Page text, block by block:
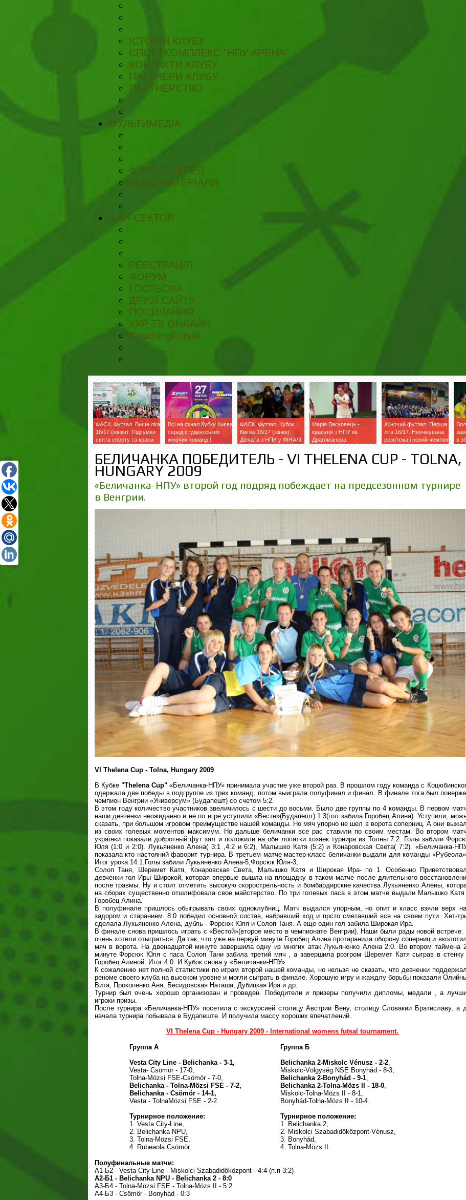
ІСТОРІЯ КЛУБУ
СПОРТКОМПЛЕКС "НПУ АРЕНА"
КОНТАКТИ КЛУБУ
ПАРТНЕРИ КЛУБУ
ПАРТНЕРСТВО
МУЛЬТИМЕДІА
ФОТОГАЛЕРЕЯ
ВІДЕОМАТЕРІАЛИ
ФАН-СЕКТОР
РЕЄСТРАЦІЯ
ФОРУМ
ГОСТЬОВА
ДРУЗІ САЙТУ
ПОСИЛАННЯ
УКР ТВ ОНЛАЙН
CoachingFutsal
ФАСК. Футзал. Вища ліга
16/17 (жінки). Підсумки
свята спорту та краси
Всі на фінал Кубку Києва
серед студентських
жіночих команд !
ФАСК. Футзал. Кубок
Києва 16/17 (жінки).
Дівчата з НПУ у ФІНАЛІ
Марія Васковець -
красуня з НПУ ім.
Драгоманова
Жіночий футзал. Перша
ліга 16/17. Неочікувана
розв'язка і новий чемпіон
в
БЕЛИЧАНКА ПОБЕДИТЕЛЬ - VI THELENA CUP - TOLNA,
HUNGARY 2009
«Беличанка-НПУ» второй год подряд побеждает на предсезонном турнире
в Венгрии.
VI Thelena Cup - Tolna, Hungary 2009
В Кубке "Thelena Cup"«Беличанка-НПУ» принимала участие уже второй раз. В прошлом году команда с
одержала две победы в подгруппе из трех команд, потом выиграла полуфинал и финал. В финале тога был
чемпион Венгрии «Универсум» (Будапешт) со счетом 5:2.
В этом году количество участников звеличилось с шести до восьми. Было две группы по 4 команды. В первом
наши девченки неожиданно и не по игре уступили «Весте»(Будапешт) 1:3(гол забила Горобец Алина). Уступили,
сказать, при большом игровом преимуществе нашей команды. Но мяч упорно не шел в ворота соперниц. А они
из своих голевых моментов максимум. Но дальше беличанки все рас ставили по своим местам. Во втором
українки показали добротный фут зал и положили на обе лопатки хозяек турнира из Толны 7:2. Голы забили
Юля (1:0 и 2:0). Лукьяненко Алена( 3:1 ,4:2 и 6:2), Малышко Катя (5:2) и Конаровская Света( 7:2). «Беличанка-
показала кто настояний фаворит турнира. В третьем матче мастер-класс беличанки выдали для команды
Итог урока 14:1.Голы забили Лукьяненко Алена-5,Форсюк Юля-3,
Солоп Таня, Шеремет Катя, Конаровская Света, Малышко Катя и Широкая Ира- по 1. Особенно
девченки гол Иры Широкой, которая впервые вышла на площадку в таком матче после длительного
после травмы. Ну и стоит отметить высокую скорострельность и бомбардирские качества Лукьяненко Алены,
на сборах существенно отшлифовала свое майстерство. По три голевых паса в этом матче выдали Малышко Катя
Горобец Алина.
В полуфинале пришлось обыгрывать своих одноклубниц. Матч выдался упорным, но опит и класс взяли верх
задором и старанием. 8:0 победил основной состав, набравший ход и прсто сметавший все на своем пути. Хет-
сделала Лукьяненко Алена, дубль - Форсюк Юля и Солоп Таня. А еще один гол забила Широкая Ира.
В финале снова пришлось играть с «Вестой»(второе место в чемпионате Венгрии). Наши были рады новой встрече.
очень хотели отыграться. Да так, что уже на первуй минуте Горобец Алина протаранила оборону соперниц и
мяч в ворота. На двенадцатой минуте завершила одну из многих атак Лукьяненко Алена 2:0. Во втором таймена
минуте Форсюк Юля с паса Солоп Тани забила третий мяч , а завершила розгром Шеремет Катя сыграв в стенку
Горобец Алиной. Итог 4:0. И Кубок снова у «Беличанки-НПУ».
К сожалению нет полной статистики по играм второй нашей команды, но нельзя не сказать, что девченки
реноме своего клуба на высоком уровне и могли сыграть в финале. Хорошую игру и жаждлу борьбы показали
Вита, Прокопенко Аня, Бесидовская Наташа, Дубицкая Ира и др.
Турнир был очень хорошо организован и проведен. Победители и призеры получили дипломы, медали , а
игроки призы.
После турнира «Беличанка-НПУ» посетила с экскурсией столицу Австрии Вену, столицу Словакии Братиславу, а
начала турнира побывала в Будапеште. И получила массу хороших впечатлений.
VI Thelena Cup - Hungary 2009 - International womens futsal tournament.
Группа А
Vesta City Line - Bеlichanka - 3-1,
Vesta- Csömör - 17-0,
Tolna-Mözsi FSE-Csömör - 7-0,
Bеlichanka - Tolna-Mözsi FSE - 7-2,
Bеlichanka - Csömör - 14-1,
Vesta - TolnaMözsi FSE - 2-2.
Турнирное положение:
1. Vesta City-Line,
2. Bеlichanka NPU,
3. Tolna-Mözsi FSE,
4. Rubeaola Csömör.
Группа Б
Bеlichanka 2-Miskolc Vénusz - 2-2,
Miskolc-Völgység NSE Bonyhád - 8-3,
Bеlichanka 2-Bonyhád - 9-1,
Bеlichanka 2-Tolna-Mözs II - 18-0,
Miskolc-Tolna-Mözs II - 8-1,
Bonyhád-Tolna-Mözs II - 10-4.
Турнирное положение:
1. Bеlichanka 2,
2. Miskolci Szabadidőközpont-Vénusz,
3. Bonyhád,
4. Tolna-Mözs II.
Полуфинальные матчи:
А1-Б2 - Vesta City Line - Miskolci Szabadidőközpont - 4:4 (п.п 3:2)
А2-Б1 - Bеlichanka NPU - Bеlichanka 2 - 8:0
А3-Б4 - Tolna-Mözsi FSE - Tolna-Mözs II - 5:2
А4-Б3 - Csömör - Bonyhád - 0:3